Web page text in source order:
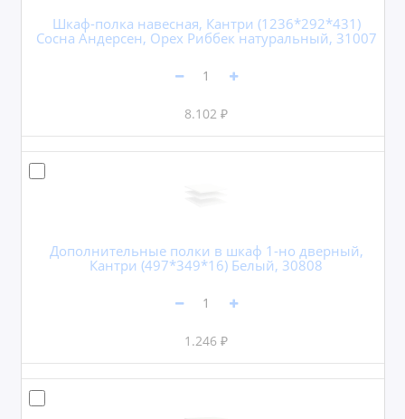
Шкаф-полка навесная, Кантри (1236*292*431)
Сосна Андерсен, Орех Риббек натуральный, 31007
8.102 ₽
Дополнительные полки в шкаф 1-но дверный,
Кантри (497*349*16) Белый, 30808
1.246 ₽